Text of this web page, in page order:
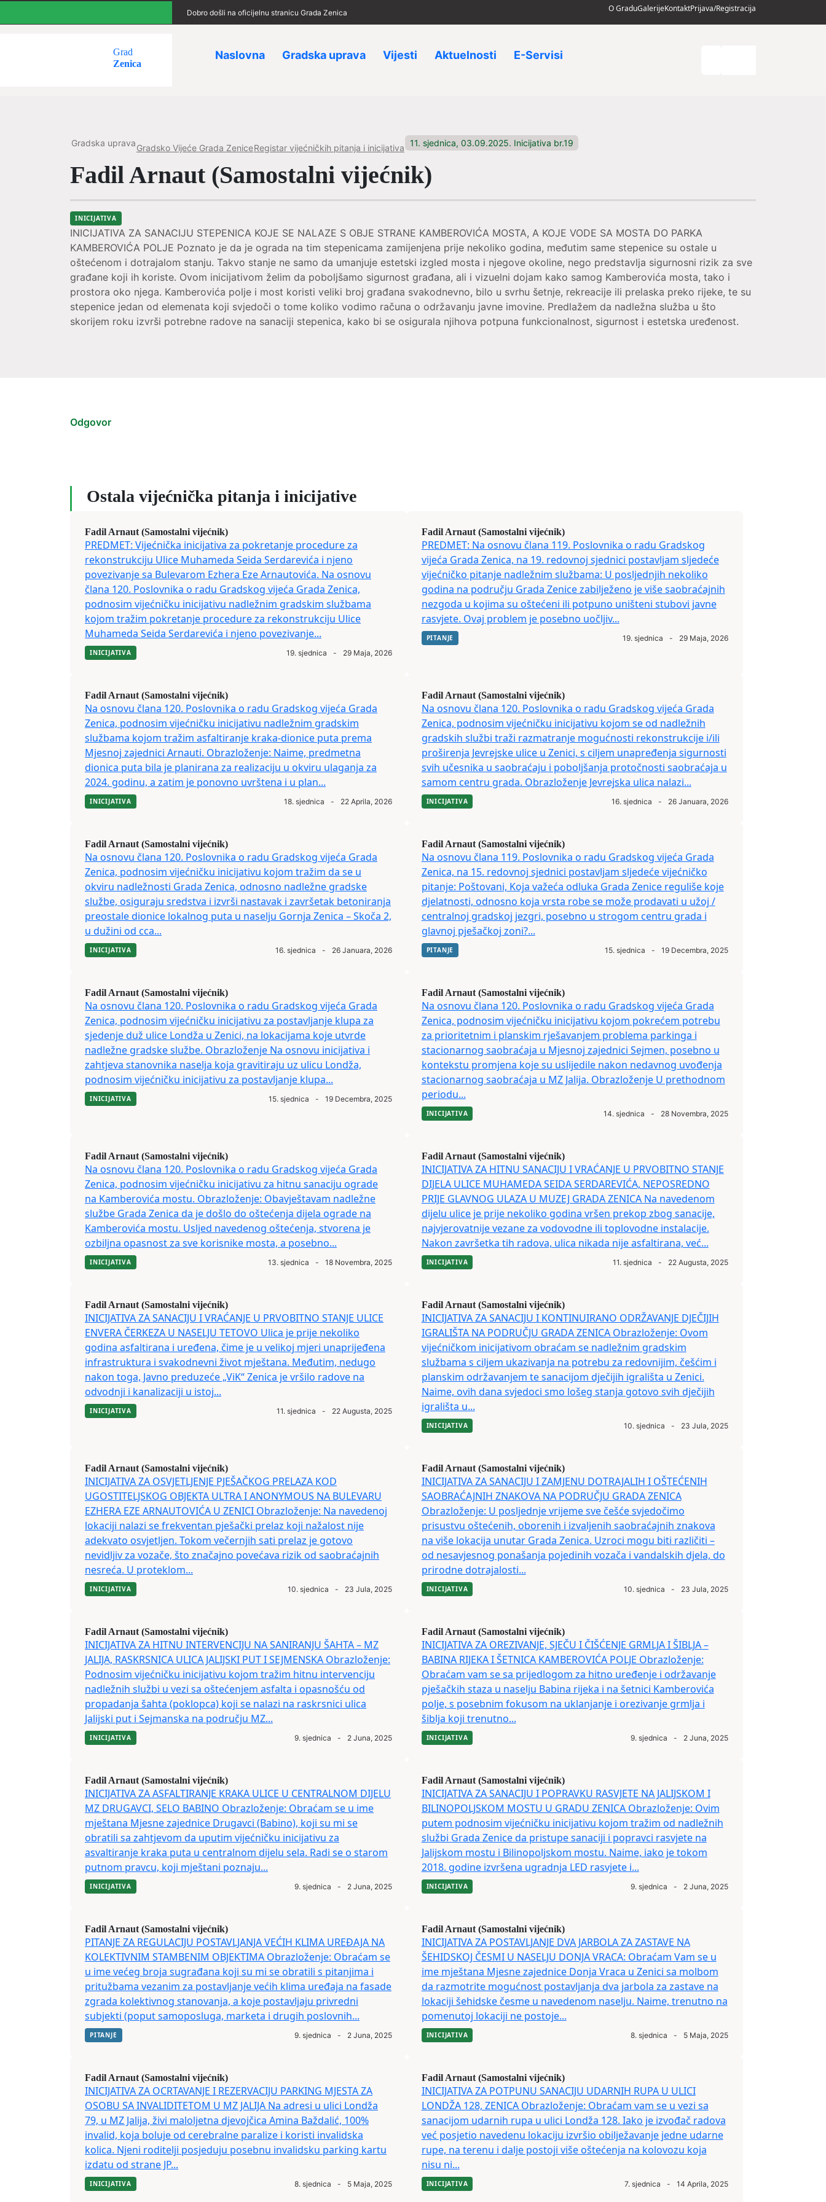
Dobro došli na oficijelnu stranicu Grada Zenica O GraduGalerijeKontaktPrijava/Registracija
Grad
Zenica
Naslovna Gradska uprava Vijesti Aktuelnosti E-Servisi
Gradska upravaGradsko Vijeće Grada ZeniceRegistar vijećničkih pitanja i inicijativa 11. sjednica, 03.09.2025. Inicijativa br.19
Fadil Arnaut (Samostalni vijećnik)
INICIJATIVA
INICIJATIVA ZA SANACIJU STEPENICA KOJE SE NALAZE S OBJE STRANE KAMBEROVIĆA MOSTA, A KOJE VODE SA MOSTA DO PARKA
KAMBEROVIĆA POLJE Poznato je da je ograda na tim stepenicama zamijenjena prije nekoliko godina, međutim same stepenice su ostale u
oštećenom i dotrajalom stanju. Takvo stanje ne samo da umanjuje estetski izgled mosta i njegove okoline, nego predstavlja sigurnosni rizik za sve
građane koji ih koriste. Ovom inicijativom želim da poboljšamo sigurnost građana, ali i vizuelni dojam kako samog Kamberovića mosta, tako i
prostora oko njega. Kamberovića polje i most koristi veliki broj građana svakodnevno, bilo u svrhu šetnje, rekreacije ili prelaska preko rijeke, te su
stepenice jedan od elemenata koji svjedoči o tome koliko vodimo računa o održavanju javne imovine. Predlažem da nadležna služba u što
skorijem roku izvrši potrebne radove na sanaciji stepenica, kako bi se osigurala njihova potpuna funkcionalnost, sigurnost i estetska uređenost.
Odgovor
Ostala vijećnička pitanja i inicijative
Fadil Arnaut (Samostalni vijećnik)
PREDMET: Vijećnička inicijativa za pokretanje procedure za
rekonstrukciju Ulice Muhameda Seida Serdarevića i njeno
povezivanje sa Bulevarom Ezhera Eze Arnautovića. Na osnovu
člana 120. Poslovnika o radu Gradskog vijeća Grada Zenica,
podnosim vijećničku inicijativu nadležnim gradskim službama
kojom tražim pokretanje procedure za rekonstrukciju Ulice
Muhameda Seida Serdarevića i njeno povezivanje...
INICIJATIVA 19. sjednica - 29 Maja, 2026
Fadil Arnaut (Samostalni vijećnik)
PREDMET: Na osnovu člana 119. Poslovnika o radu Gradskog
vijeća Grada Zenica, na 19. redovnoj sjednici postavljam sljedeće
vijećničko pitanje nadležnim službama: U posljednjih nekoliko
godina na području Grada Zenice zabilježeno je više saobraćajnih
nezgoda u kojima su oštećeni ili potpuno uništeni stubovi javne
rasvjete. Ovaj problem je posebno uočljiv...
PITANJE 19. sjednica - 29 Maja, 2026
Fadil Arnaut (Samostalni vijećnik)
Na osnovu člana 120. Poslovnika o radu Gradskog vijeća Grada
Zenica, podnosim vijećničku inicijativu nadležnim gradskim
službama kojom tražim asfaltiranje kraka-dionice puta prema
Mjesnoj zajednici Arnauti. Obrazloženje: Naime, predmetna
dionica puta bila je planirana za realizaciju u okviru ulaganja za
2024. godinu, a zatim je ponovno uvrštena i u plan...
INICIJATIVA 18. sjednica - 22 Aprila, 2026
Fadil Arnaut (Samostalni vijećnik)
Na osnovu člana 120. Poslovnika o radu Gradskog vijeća Grada
Zenica, podnosim vijećničku inicijativu kojom se od nadležnih
gradskih službi traži razmatranje mogućnosti rekonstrukcije i/ili
proširenja Jevrejske ulice u Zenici, s ciljem unapređenja sigurnosti
svih učesnika u saobraćaju i poboljšanja protočnosti saobraćaja u
samom centru grada. Obrazloženje Jevrejska ulica nalazi...
INICIJATIVA 16. sjednica - 26 Januara, 2026
Fadil Arnaut (Samostalni vijećnik)
Na osnovu člana 120. Poslovnika o radu Gradskog vijeća Grada
Zenica, podnosim vijećničku inicijativu kojom tražim da se u
okviru nadležnosti Grada Zenica, odnosno nadležne gradske
službe, osiguraju sredstva i izvrši nastavak i završetak betoniranja
preostale dionice lokalnog puta u naselju Gornja Zenica – Skoča 2,
u dužini od cca...
INICIJATIVA 16. sjednica - 26 Januara, 2026
Fadil Arnaut (Samostalni vijećnik)
Na osnovu člana 119. Poslovnika o radu Gradskog vijeća Grada
Zenica, na 15. redovnoj sjednici postavljam sljedeće vijećničko
pitanje: Poštovani, Koja važeća odluka Grada Zenice reguliše koje
djelatnosti, odnosno koja vrsta robe se može prodavati u užoj /
centralnoj gradskoj jezgri, posebno u strogom centru grada i
glavnoj pješačkoj zoni?...
PITANJE 15. sjednica - 19 Decembra, 2025
Fadil Arnaut (Samostalni vijećnik)
Na osnovu člana 120. Poslovnika o radu Gradskog vijeća Grada
Zenica, podnosim vijećničku inicijativu za postavljanje klupa za
sjedenje duž ulice Londža u Zenici, na lokacijama koje utvrde
nadležne gradske službe. Obrazloženje Na osnovu inicijativa i
zahtjeva stanovnika naselja koja gravitiraju uz ulicu Londža,
podnosim vijećničku inicijativu za postavljanje klupa...
INICIJATIVA 15. sjednica - 19 Decembra, 2025
Fadil Arnaut (Samostalni vijećnik)
Na osnovu člana 120. Poslovnika o radu Gradskog vijeća Grada
Zenica, podnosim vijećničku inicijativu kojom pokrećem potrebu
za prioritetnim i planskim rješavanjem problema parkinga i
stacionarnog saobraćaja u Mjesnoj zajednici Sejmen, posebno u
kontekstu promjena koje su uslijedile nakon nedavnog uvođenja
stacionarnog saobraćaja u MZ Jalija. Obrazloženje U prethodnom
periodu...
INICIJATIVA 14. sjednica - 28 Novembra, 2025
Fadil Arnaut (Samostalni vijećnik)
Na osnovu člana 120. Poslovnika o radu Gradskog vijeća Grada
Zenica, podnosim vijećničku inicijativu za hitnu sanaciju ograde
na Kamberovića mostu. Obrazloženje: Obavještavam nadležne
službe Grada Zenica da je došlo do oštećenja dijela ograde na
Kamberovića mostu. Usljed navedenog oštećenja, stvorena je
ozbiljna opasnost za sve korisnike mosta, a posebno...
INICIJATIVA 13. sjednica - 18 Novembra, 2025
Fadil Arnaut (Samostalni vijećnik)
INICIJATIVA ZA HITNU SANACIJU I VRAĆANJE U PRVOBITNO STANJE
DIJELA ULICE MUHAMEDA SEIDA SERDAREVIĆA, NEPOSREDNO
PRIJE GLAVNOG ULAZA U MUZEJ GRADA ZENICA Na navedenom
dijelu ulice je prije nekoliko godina vršen prekop zbog sanacije,
najvjerovatnije vezane za vodovodne ili toplovodne instalacije.
Nakon završetka tih radova, ulica nikada nije asfaltirana, već...
INICIJATIVA 11. sjednica - 22 Augusta, 2025
Fadil Arnaut (Samostalni vijećnik)
INICIJATIVA ZA SANACIJU I VRAĆANJE U PRVOBITNO STANJE ULICE
ENVERA ČERKEZA U NASELJU TETOVO Ulica je prije nekoliko
godina asfaltirana i uređena, čime je u velikoj mjeri unaprijeđena
infrastruktura i svakodnevni život mještana. Međutim, nedugo
nakon toga, Javno preduzeće „ViK“ Zenica je vršilo radove na
odvodnji i kanalizaciji u istoj...
INICIJATIVA 11. sjednica - 22 Augusta, 2025
Fadil Arnaut (Samostalni vijećnik)
INICIJATIVA ZA SANACIJU I KONTINUIRANO ODRŽAVANJE DJEČIJIH
IGRALIŠTA NA PODRUČJU GRADA ZENICA Obrazloženje: Ovom
vijećničkom inicijativom obraćam se nadležnim gradskim
službama s ciljem ukazivanja na potrebu za redovnijim, češćim i
planskim održavanjem te sanacijom dječijih igrališta u Zenici.
Naime, ovih dana svjedoci smo lošeg stanja gotovo svih dječijih
igrališta u...
INICIJATIVA 10. sjednica - 23 Jula, 2025
Fadil Arnaut (Samostalni vijećnik)
INICIJATIVA ZA OSVJETLJENJE PJEŠAČKOG PRELAZA KOD
UGOSTITELJSKOG OBJEKTA ULTRA I ANONYMOUS NA BULEVARU
EZHERA EZE ARNAUTOVIĆA U ZENICI Obrazloženje: Na navedenoj
lokaciji nalazi se frekventan pješački prelaz koji nažalost nije
adekvato osvjetljen. Tokom večernjih sati prelaz je gotovo
nevidljiv za vozače, što značajno povećava rizik od saobraćajnih
nesreća. U proteklom...
INICIJATIVA 10. sjednica - 23 Jula, 2025
Fadil Arnaut (Samostalni vijećnik)
INICIJATIVA ZA SANACIJU I ZAMJENU DOTRAJALIH I OŠTEĆENIH
SAOBRAĆAJNIH ZNAKOVA NA PODRUČJU GRADA ZENICA
Obrazloženje: U posljednje vrijeme sve češće svjedočimo
prisustvu oštećenih, oborenih i izvaljenih saobraćajnih znakova
na više lokacija unutar Grada Zenica. Uzroci mogu biti različiti –
od nesavjesnog ponašanja pojedinih vozača i vandalskih djela, do
prirodne dotrajalosti...
INICIJATIVA 10. sjednica - 23 Jula, 2025
Fadil Arnaut (Samostalni vijećnik)
INICIJATIVA ZA HITNU INTERVENCIJU NA SANIRANJU ŠAHTA – MZ
JALIJA, RASKRSNICA ULICA JALIJSKI PUT I SEJMENSKA Obrazloženje:
Podnosim vijećničku inicijativu kojom tražim hitnu intervenciju
nadležnih službi u vezi sa oštećenjem asfalta i opasnošću od
propadanja šahta (poklopca) koji se nalazi na raskrsnici ulica
Jalijski put i Sejmanska na području MZ...
INICIJATIVA 9. sjednica - 2 Juna, 2025
Fadil Arnaut (Samostalni vijećnik)
INICIJATIVA ZA OREZIVANJE, SJEČU I ČIŠĆENJE GRMLJA I ŠIBLJA –
BABINA RIJEKA I ŠETNICA KAMBEROVIĆA POLJE Obrazloženje:
Obraćam vam se sa prijedlogom za hitno uređenje i održavanje
pješačkih staza u naselju Babina rijeka i na šetnici Kamberovića
polje, s posebnim fokusom na uklanjanje i orezivanje grmlja i
šiblja koji trenutno...
INICIJATIVA 9. sjednica - 2 Juna, 2025
Fadil Arnaut (Samostalni vijećnik)
INICIJATIVA ZA ASFALTIRANJE KRAKA ULICE U CENTRALNOM DIJELU
MZ DRUGAVCI, SELO BABINO Obrazloženje: Obraćam se u ime
mještana Mjesne zajednice Drugavci (Babino), koji su mi se
obratili sa zahtjevom da uputim vijećničku inicijativu za
asvaltiranje kraka puta u centralnom dijelu sela. Radi se o starom
putnom pravcu, koji mještani poznaju...
INICIJATIVA 9. sjednica - 2 Juna, 2025
Fadil Arnaut (Samostalni vijećnik)
INICIJATIVA ZA SANACIJU I POPRAVKU RASVJETE NA JALIJSKOM I
BILINOPOLJSKOM MOSTU U GRADU ZENICA Obrazloženje: Ovim
putem podnosim vijećničku inicijativu kojom tražim od nadležnih
službi Grada Zenice da pristupe sanaciji i popravci rasvjete na
Jalijskom mostu i Bilinopoljskom mostu. Naime, iako je tokom
2018. godine izvršena ugradnja LED rasvjete i...
INICIJATIVA 9. sjednica - 2 Juna, 2025
Fadil Arnaut (Samostalni vijećnik)
PITANJE ZA REGULACIJU POSTAVLJANJA VEĆIH KLIMA UREĐAJA NA
KOLEKTIVNIM STAMBENIM OBJEKTIMA Obrazloženje: Obraćam se
u ime većeg broja sugrađana koji su mi se obratili s pitanjima i
pritužbama vezanim za postavljanje većih klima uređaja na fasade
zgrada kolektivnog stanovanja, a koje postavljaju privredni
subjekti (poput samoposluga, marketa i drugih poslovnih...
PITANJE 9. sjednica - 2 Juna, 2025
Fadil Arnaut (Samostalni vijećnik)
INICIJATIVA ZA POSTAVLJANJE DVA JARBOLA ZA ZASTAVE NA
ŠEHIDSKOJ ČESMI U NASELJU DONJA VRACA: Obraćam Vam se u
ime mještana Mjesne zajednice Donja Vraca u Zenici sa molbom
da razmotrite mogućnost postavljanja dva jarbola za zastave na
lokaciji šehidske česme u navedenom naselju. Naime, trenutno na
pomenutoj lokaciji ne postoje...
INICIJATIVA 8. sjednica - 5 Maja, 2025
Fadil Arnaut (Samostalni vijećnik)
INICIJATIVA ZA OCRTAVANJE I REZERVACIJU PARKING MJESTA ZA
OSOBU SA INVALIDITETOM U MZ JALIJA Na adresi u ulici Londža
79, u MZ Jalija, živi maloljetna djevojčica Amina Baždalić, 100%
invalid, koja boluje od cerebralne paralize i koristi invalidska
kolica. Njeni roditelji posjeduju posebnu invalidsku parking kartu
izdatu od strane JP...
INICIJATIVA 8. sjednica - 5 Maja, 2025
Fadil Arnaut (Samostalni vijećnik)
INICIJATIVA ZA POTPUNU SANACIJU UDARNIH RUPA U ULICI
LONDŽA 128, ZENICA Obrazloženje: Obraćam vam se u vezi sa
sanacijom udarnih rupa u ulici Londža 128. Iako je izvođač radova
već posjetio navedenu lokaciju izvršio obilježavanje jedne udarne
rupe, na terenu i dalje postoji više oštećenja na kolovozu koja
nisu ni...
INICIJATIVA 7. sjednica - 14 Aprila, 2025